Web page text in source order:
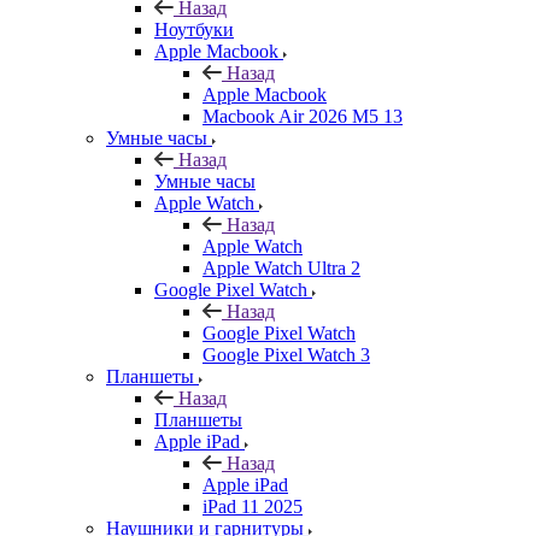
Назад
Ноутбуки
Apple Macbook
Назад
Apple Macbook
Macbook Air 2026 M5 13
Умные часы
Назад
Умные часы
Apple Watch
Назад
Apple Watch
Apple Watch Ultra 2
Google Pixel Watch
Назад
Google Pixel Watch
Google Pixel Watch 3
Планшеты
Назад
Планшеты
Apple iPad
Назад
Apple iPad
iPad 11 2025
Наушники и гарнитуры